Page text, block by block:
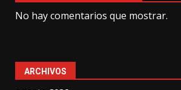
No hay comentarios que mostrar.
ARCHIVOS